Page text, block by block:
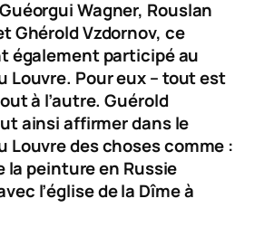
Wagner, Rouslan
Ghérold Vzdornov, ce
également participé au
Louvre. Pour eux – tout est
à l’autre. Guérold
ainsi affirmer dans le
Louvre des choses comme :
la peinture en Russie
l’église de la Dîme à